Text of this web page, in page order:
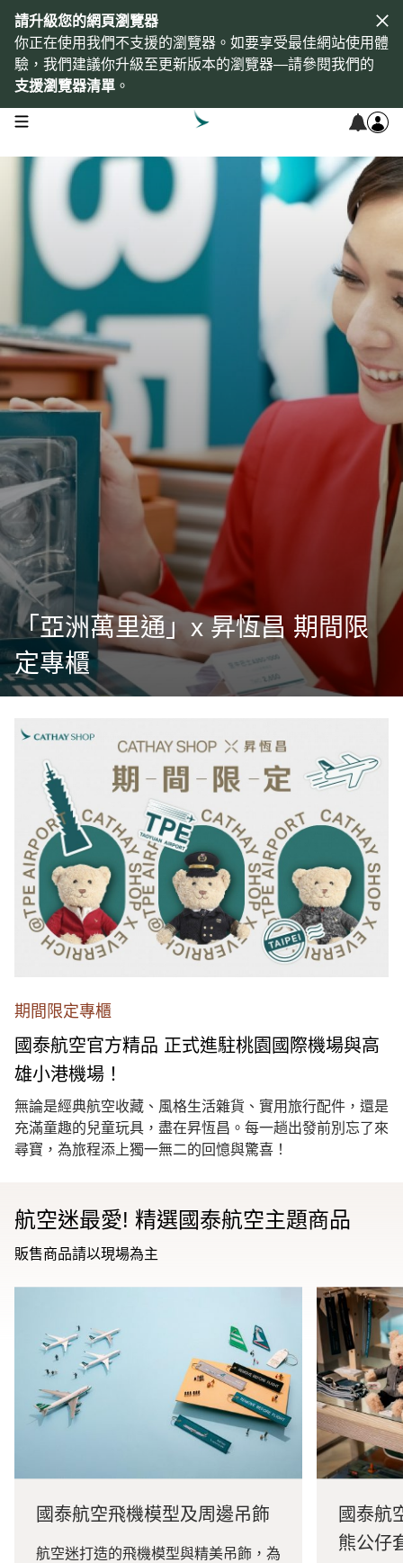
請升級您的網頁瀏覽器
你正在使用我們不支援的瀏覽器。如要享受最佳網站使用體
驗，我們建議你升級至更新版本的瀏覽器—請參閱我們的
支援瀏覽器清單 。
open navigation menu
「亞洲萬里通」x 昇恆昌 期間限
定專櫃
期間限定專櫃
國泰航空官方精品 正式進駐桃園國際機場與高
雄小港機場！
無論是經典航空收藏、風格生活雜貨、實用旅行配件，還是
充滿童趣的兒童玩具，盡在昇恆昌。每一趟出發前別忘了來
尋寶，為旅程添上獨一無二的回憶與驚喜！
航空迷最愛! 精選國泰航空主題商品
販售商品請以現場為主
國泰航空​飛機模型及周邊吊飾
航空迷打造的飛機模型與精美吊飾，為
國泰航
熊公仔